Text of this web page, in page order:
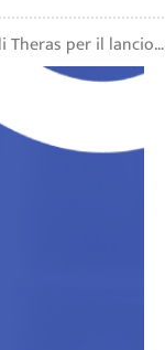
Theras per il lancio…